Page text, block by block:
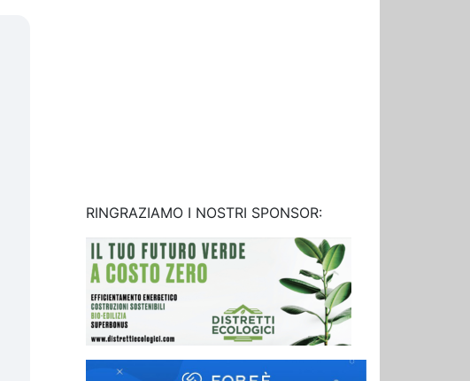
RINGRAZIAMO I NOSTRI SPONSOR: